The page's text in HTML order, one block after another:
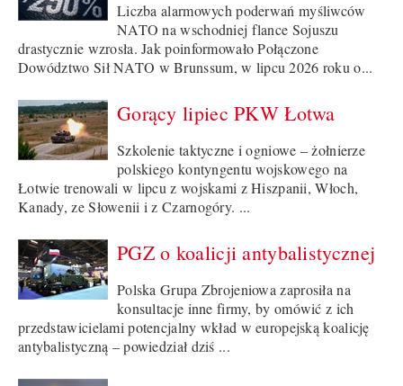
Liczba alarmowych poderwań myśliwców
NATO na wschodniej flance Sojuszu
drastycznie wzrosła. Jak poinformowało Połączone
Dowództwo Sił NATO w Brunssum, w lipcu 2026 roku o...
Gorący lipiec PKW Łotwa
Szkolenie taktyczne i ogniowe – żołnierze
polskiego kontyngentu wojskowego na
Łotwie trenowali w lipcu z wojskami z Hiszpanii, Włoch,
Kanady, ze Słowenii i z Czarnogóry. ...
PGZ o koalicji antybalistycznej
Polska Grupa Zbrojeniowa zaprosiła na
konsultacje inne firmy, by omówić z ich
przedstawicielami potencjalny wkład w europejską koalicję
antybalistyczną – powiedział dziś ...